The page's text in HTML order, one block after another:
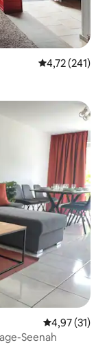
Évaluation
4,72 (241)
Évaluation
4,97 (31)
Seenah